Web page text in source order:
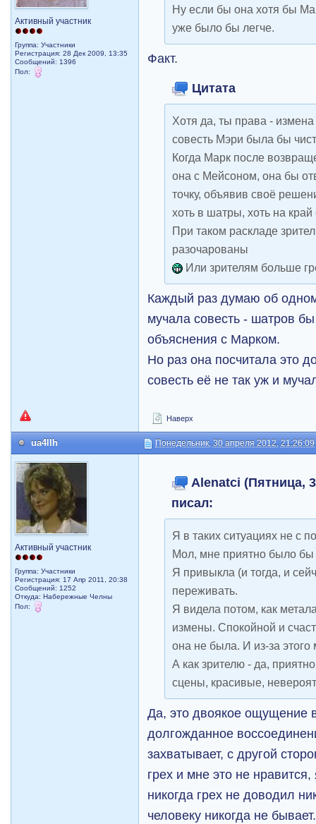
Активный участник
Группа: Участники
Регистрация: 28 Дек 2009, 13:35
Сообщений: 1396
Пол:
Ну если бы она хотя бы
уже было бы легче.
Факт.
Цитата
Хотя да, ты права -
совесть Мэри была бы
Когда Марк после
она с Мейсоном, она бы
точку, объявив своё
хоть в шатры, хоть на край
При таком раскладе
разочарованы
Или зрителям больше
Каждый раз думаю об
мучала совесть - шатров
объяснения с Марком.
Но раз она посчитала это
совесть её не так уж и
Наверх
ua4llh Понедельник, 30 апреля 2012, 21:26:09
Активный участник
Группа: Участники
Регистрация: 17 Апр 2011, 20:38
Сообщений: 1252
Откуда: Набережные Челны
Пол:
Alenatci (Пятница,
писал:
Я в таких ситуациях не с
Мол, мне приятно было бы
Я привыкла (и тогда, и
переживать.
Я видела потом, как
измены. Спокойной и
она не была. И из-за этого
А как зрителю - да,
сцены, красивые,
Да, это двоякое ощущение
долгожданное
захватывает, с другой
грех и мне это не
никогда грех не доводил
человеку никогда не